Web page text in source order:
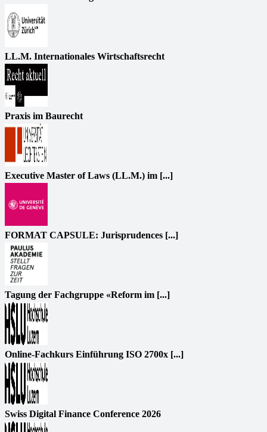
LL.M. Internationales Wirtschaftsrecht
Praxis im Baurecht
Executive Master of Laws (LL.M.) im [...]
FORMAT CAPSULE: Jurisprudences [...]
Tagung der Fachgruppe «Reform im [...]
Online-Fachkurs Einführung ISO 2700x [...]
Swiss Digital Finance Conference 2026